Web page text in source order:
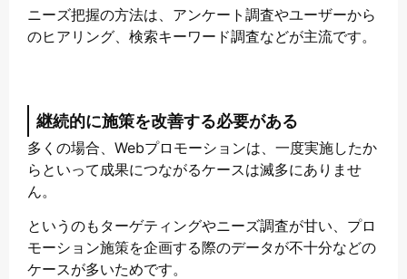
ニーズ把握の方法は、アンケート調査やユーザーから
のヒアリング、検索キーワード調査などが主流です。
継続的に施策を改善する必要がある
多くの場合、Webプロモーションは、一度実施したか
らといって成果につながるケースは滅多にありませ
ん。
というのもターゲティングやニーズ調査が甘い、プロ
モーション施策を企画する際のデータが不十分などの
ケースが多いためです。